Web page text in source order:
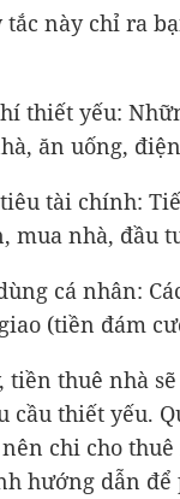
tắc này chỉ ra
thiết yếu:
ăn uống,
tài chính:
mua nhà, đầu
cá nhân:
(tiền đám
tiền thuê nhà
cầu thiết yếu.
chi cho
hướng dẫn để